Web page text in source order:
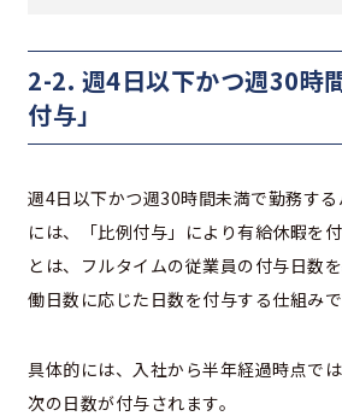
2-2. 週4日以下かつ週30時
付与」
週4日以下かつ週30時間未満で勤務す
には、「比例付与」により有給休暇を
とは、フルタイムの従業員の付与日数
働日数に応じた日数を付与する仕組みで
具体的には、入社から半年経過時点で
次の日数が付与されます。